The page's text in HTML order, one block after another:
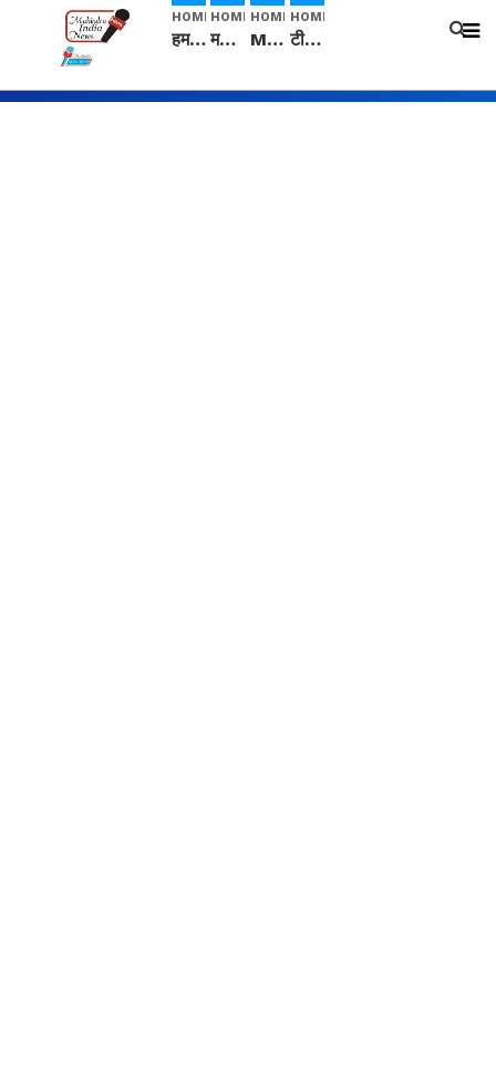
HOME
हम सनातनी..." सांसद kangana Ranaut से क्या बोली लड़की? Viral Jantar-Mantar | CJP protest
HOME
मनीषा हत्याकांड: हत्या, आत्महत्या या कोई बड़ा राज? | Full Story | Josh Haryana
HOME
Mangalsutra: हिंदू धर्म में शादी के बाद मंगलसूत्र क्यों पहनती है महिलाएं, किसने शुरु की ये परंपरा
HOME
टीम बीकेई ने एग्रीकल्चर ग्रेड की यूरिया खाद गट्टों में बदलकर टेक्निकल ग्रेड में बेचने वालों पर करवाई कार्रवाई: लखविंदर सिंह औलख